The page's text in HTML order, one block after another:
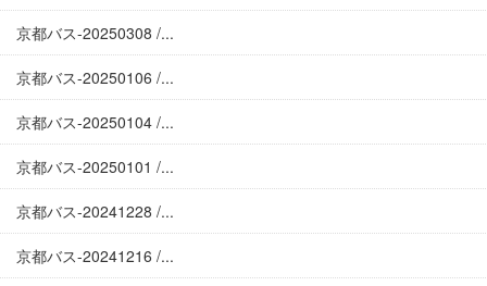
京都バス-20250308 /...
京都バス-20250106 /...
京都バス-20250104 /...
京都バス-20250101 /...
京都バス-20241228 /...
京都バス-20241216 /...